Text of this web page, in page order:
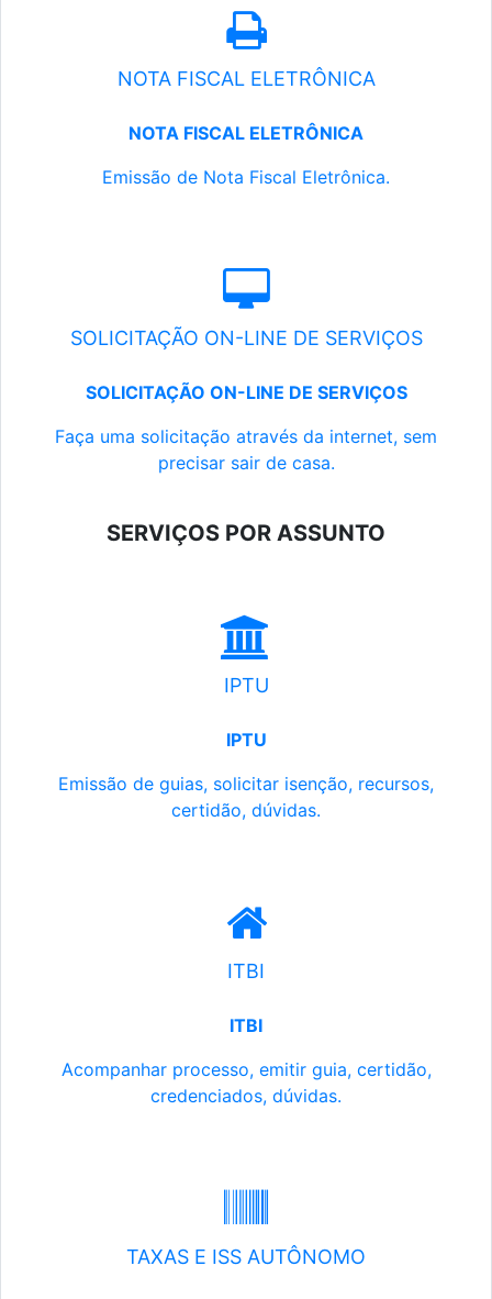
NOTA FISCAL ELETRÔNICA
NOTA FISCAL ELETRÔNICA
Emissão de Nota Fiscal Eletrônica.
SOLICITAÇÃO ON-LINE DE SERVIÇOS
SOLICITAÇÃO ON-LINE DE SERVIÇOS
Faça uma solicitação através da internet, sem
precisar sair de casa.
SERVIÇOS POR ASSUNTO
IPTU
IPTU
Emissão de guias, solicitar isenção, recursos,
certidão, dúvidas.
ITBI
ITBI
Acompanhar processo, emitir guia, certidão,
credenciados, dúvidas.
TAXAS E ISS AUTÔNOMO